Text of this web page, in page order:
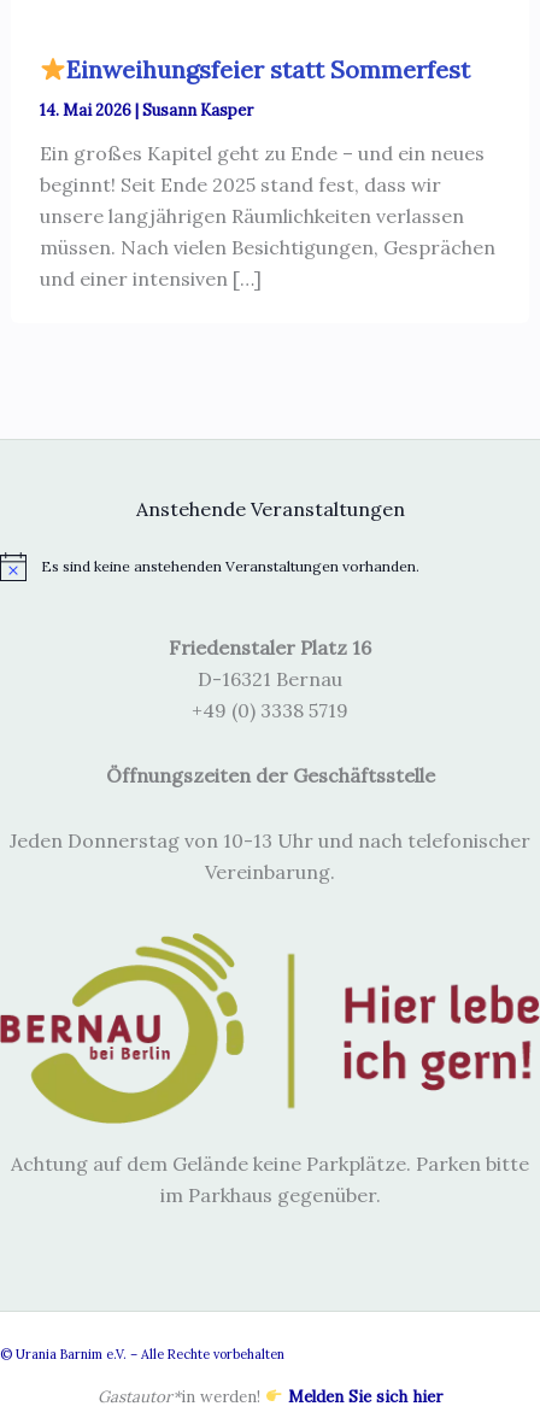
Einweihungsfeier statt Sommerfest
14. Mai 2026|Susann Kasper
Ein großes Kapitel geht zu Ende – und ein neues
beginnt! Seit Ende 2025 stand fest, dass wir
unsere langjährigen Räumlichkeiten verlassen
müssen. Nach vielen Besichtigungen, Gesprächen
und einer intensiven […]
Anstehende Veranstaltungen
H
Es sind keine anstehenden Veranstaltungen vorhanden.
Friedenstaler Platz 16
D-16321 Bernau
+49 (0) 3338 5719
Öffnungszeiten der Geschäftsstelle
Jeden Donnerstag von 10-13 Uhr und nach telefonischer
Vereinbarung.
Achtung auf dem Gelände keine Parkplätze. Parken bitte
im Parkhaus gegenüber.
© Urania Barnim e.V. – Alle Rechte vorbehalten
Gastautor*in werden! Melden Sie sich hier